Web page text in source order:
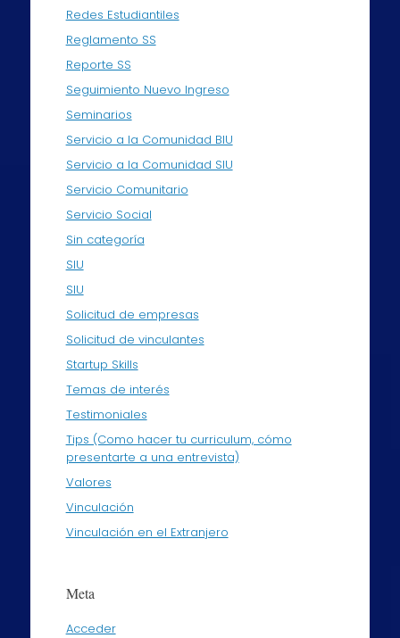
Redes Estudiantiles
Reglamento SS
Reporte SS
Seguimiento Nuevo Ingreso
Seminarios
Servicio a la Comunidad BIU
Servicio a la Comunidad SIU
Servicio Comunitario
Servicio Social
Sin categoría
SIU
SIU
Solicitud de empresas
Solicitud de vinculantes
Startup Skills
Temas de interés
Testimoniales
Tips (Como hacer tu curriculum, cómo
presentarte a una entrevista)
Valores
Vinculación
Vinculación en el Extranjero
Meta
Acceder